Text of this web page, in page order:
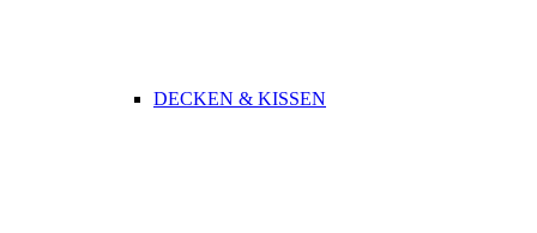
DECKEN & KISSEN